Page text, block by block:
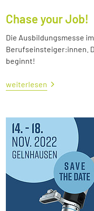
Chase your Job!
Die Ausbildungsmesse
Berufseinsteiger:innen.
beginnt!
weiterlesen